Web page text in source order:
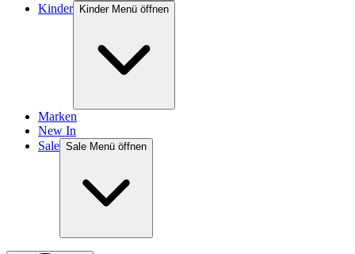
Kinder Kinder Menü öffnen
Marken
New In
Sale Sale Menü öffnen